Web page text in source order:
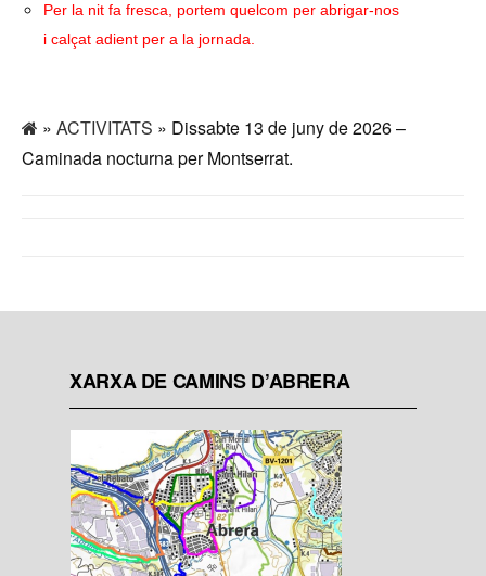
Per la nit fa fresca, portem quelcom per abrigar-nos
i calçat adient per a la jornada.
» ACTIVITATS » Dissabte 13 de juny de 2026 –
Caminada nocturna per Montserrat.
XARXA DE CAMINS D’ABRERA